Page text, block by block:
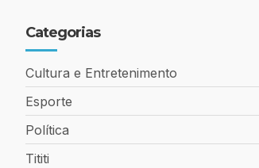
Categorias
Cultura e Entretenimento
Esporte
Política
Tititi